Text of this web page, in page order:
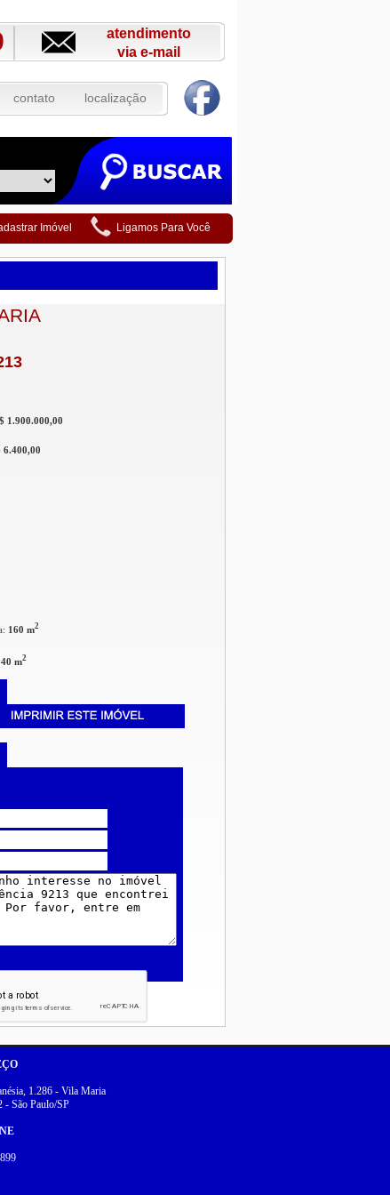
atendimento
via e-mail
contato localização
Imóvel Ligamos Para Você
1.900.000,00
6.400,00
160 m2
m2
1.286 - Vila Maria
- São Paulo/SP